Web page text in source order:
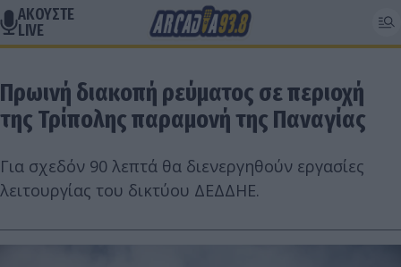
ΑΚΟΥΣΤΕ
LIVE
Πρωινή διακοπή ρεύματος σε περιοχή
της Τρίπολης παραμονή της Παναγίας
Για σχεδόν 90 λεπτά θα διενεργηθούν εργασίες
λειτουργίας του δικτύου ΔΕΔΔΗΕ.